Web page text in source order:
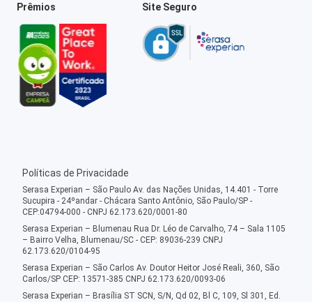
Prêmios Site Seguro
Políticas de Privacidade
Serasa Experian – São Paulo Av. das Nações Unidas, 14.401 - Torre
Sucupira - 24ºandar - Chácara Santo Antônio, São Paulo/SP -
CEP:04794-000 - CNPJ 62.173.620/0001-80
Serasa Experian – Blumenau Rua Dr. Léo de Carvalho, 74 – Sala 1105
– Bairro Velha, Blumenau/SC - CEP: 89036-239 CNPJ
62.173.620/0104-95
Serasa Experian – São Carlos Av. Doutor Heitor José Reali, 360, São
Carlos/SP CEP: 13571-385 CNPJ 62.173.620/0093-06
Serasa Experian – Brasília ST SCN, S/N, Qd 02, Bl C, 109, Sl 301, Ed.